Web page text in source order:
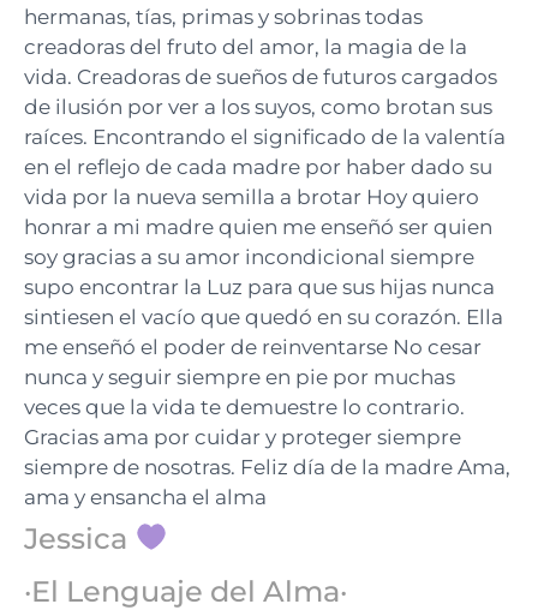
hermanas, tías, primas y sobrinas todas
creadoras del fruto del amor, la magia de la
vida. Creadoras de sueños de futuros cargados
de ilusión por ver a los suyos, como brotan sus
raíces. Encontrando el significado de la valentía
en el reflejo de cada madre por haber dado su
vida por la nueva semilla a brotar Hoy quiero
honrar a mi madre quien me enseñó ser quien
soy gracias a su amor incondicional siempre
supo encontrar la Luz para que sus hijas nunca
sintiesen el vacío que quedó en su corazón. Ella
me enseñó el poder de reinventarse No cesar
nunca y seguir siempre en pie por muchas
veces que la vida te demuestre lo contrario.
Gracias ama por cuidar y proteger siempre
siempre de nosotras. Feliz día de la madre Ama,
ama y ensancha el alma
Jessica
·El Lenguaje del Alma·